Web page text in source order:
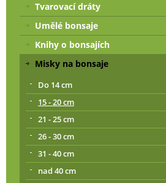
Tvarovací dráty
Umělé bonsaje
Knihy o bonsajích
Misky na bonsaje
Do 14 cm
15 - 20 cm
21 - 25 cm
26 - 30 cm
31 - 40 cm
nad 40 cm